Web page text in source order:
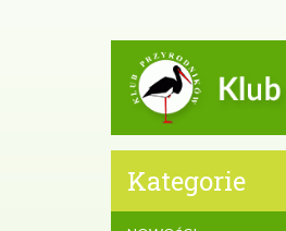
Kategorie